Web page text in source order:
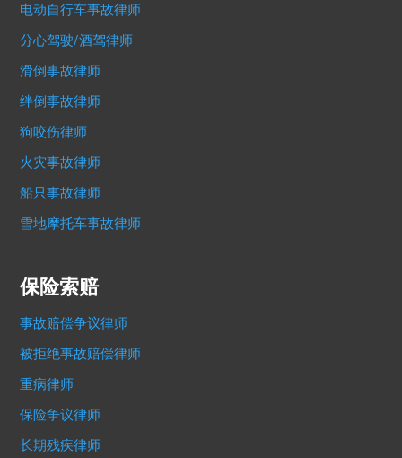
电动自行车事故律师
分心驾驶/酒驾律师
滑倒事故律师
绊倒事故律师
狗咬伤律师
火灾事故律师
船只事故律师
雪地摩托车事故律师
保险索赔
事故赔偿争议律师
被拒绝事故赔偿律师
重病律师
保险争议律师
长期残疾律师